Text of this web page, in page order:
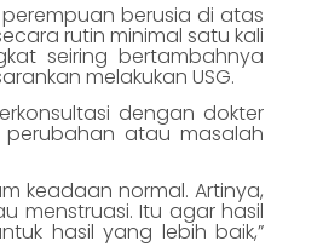
berusia di atas
rutin minimal satu kali
seiring bertambahnya
melakukan USG.
dengan dokter
perubahan atau masalah
keadaan normal. Artinya,
menstruasi. Itu agar hasil
hasil yang lebih baik,”